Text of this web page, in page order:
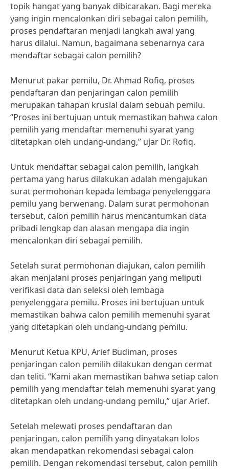
topik hangat yang banyak dibicarakan. Bagi mereka
yang ingin mencalonkan diri sebagai calon pemilih,
proses pendaftaran menjadi langkah awal yang
harus dilalui. Namun, bagaimana sebenarnya cara
mendaftar sebagai calon pemilih?
Menurut pakar pemilu, Dr. Ahmad Rofiq, proses
pendaftaran dan penjaringan calon pemilih
merupakan tahapan krusial dalam sebuah pemilu.
“Proses ini bertujuan untuk memastikan bahwa calon
pemilih yang mendaftar memenuhi syarat yang
ditetapkan oleh undang-undang,” ujar Dr. Rofiq.
Untuk mendaftar sebagai calon pemilih, langkah
pertama yang harus dilakukan adalah mengajukan
surat permohonan kepada lembaga penyelenggara
pemilu yang berwenang. Dalam surat permohonan
tersebut, calon pemilih harus mencantumkan data
pribadi lengkap dan alasan mengapa dia ingin
mencalonkan diri sebagai pemilih.
Setelah surat permohonan diajukan, calon pemilih
akan menjalani proses penjaringan yang meliputi
verifikasi data dan seleksi oleh lembaga
penyelenggara pemilu. Proses ini bertujuan untuk
memastikan bahwa calon pemilih memenuhi syarat
yang ditetapkan oleh undang-undang pemilu.
Menurut Ketua KPU, Arief Budiman, proses
penjaringan calon pemilih dilakukan dengan cermat
dan teliti. “Kami akan memastikan bahwa setiap calon
pemilih yang mendaftar telah memenuhi syarat yang
ditetapkan oleh undang-undang pemilu,” ujar Arief.
Setelah melewati proses pendaftaran dan
penjaringan, calon pemilih yang dinyatakan lolos
akan mendapatkan rekomendasi sebagai calon
pemilih. Dengan rekomendasi tersebut, calon pemilih